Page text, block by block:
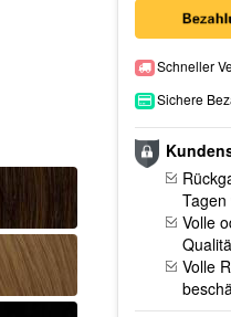
Schneller
Sichere
Volle
Volle